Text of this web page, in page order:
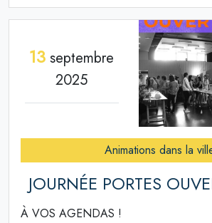
13 septembre
2025
Animations dans la
JOURNÉE PORTES
À VOS AGENDAS !